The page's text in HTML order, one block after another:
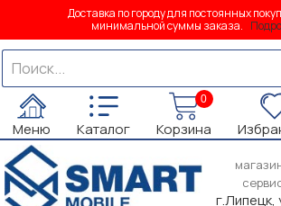
Доставка по городу для постоянных
минимальной суммы заказа.
Меню Каталог
0
Корзина
г.Липецк,